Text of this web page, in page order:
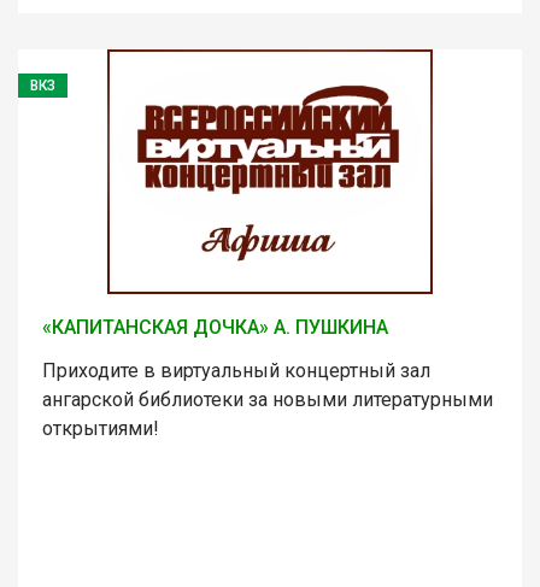
ВКЗ
«КАПИТАНСКАЯ ДОЧКА» А. ПУШКИНА
Приходите в виртуальный концертный зал
ангарской библиотеки за новыми литературными
открытиями!